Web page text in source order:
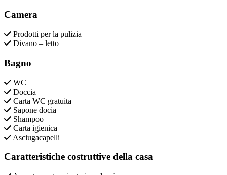
Camera
Prodotti per la pulizia
Divano – letto
Bagno
WC
Doccia
Carta WC gratuita
Sapone docia
Shampoo
Carta igienica
Asciugacapelli
Caratteristiche costruttive della casa